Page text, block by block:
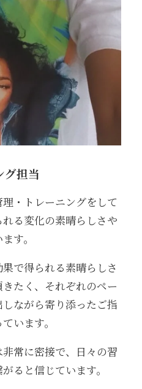
グ担当
・トレーニングをして
る変化の素晴らしさや
す。
で得られる素晴らしさ
たく、それぞれのペー
ながら寄り添ったご指
います。
常に密接で、日々の習
ると信じています。